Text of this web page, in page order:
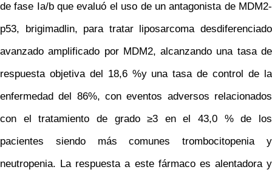
de fase Ia/b que evaluó el uso de un antagonista de MDM2-
p53, brigimadlin, para tratar liposarcoma desdiferenciado
avanzado amplificado por MDM2, alcanzando una tasa de
respuesta objetiva del 18,6 %y una tasa de control de la
enfermedad del 86%, con eventos adversos relacionados
con el tratamiento de grado ≥3 en el 43,0 % de los
pacientes siendo más comunes trombocitopenia y
neutropenia. La respuesta a este fármaco es alentadora y